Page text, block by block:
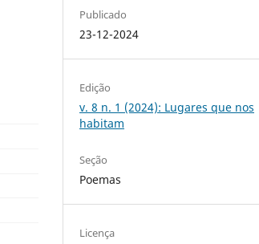
Publicado
23-12-2024
Edição
v. 8 n. 1 (2024): Lugares que nos
habitam
Seção
Poemas
Licença